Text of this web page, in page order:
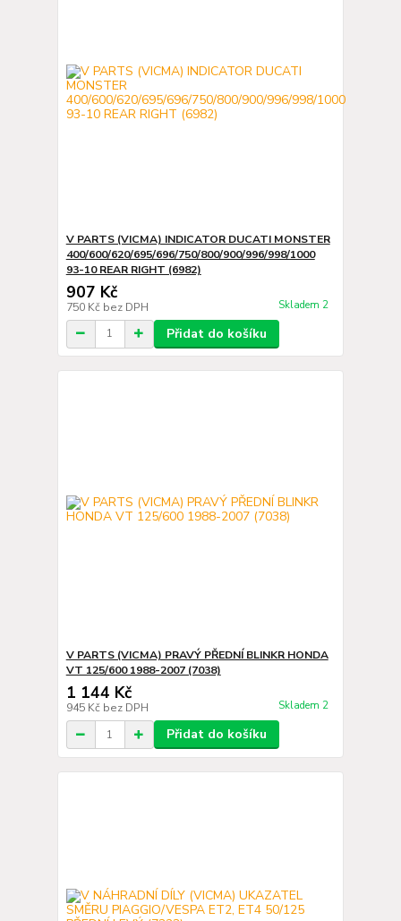
V PARTS (VICMA) INDICATOR DUCATI MONSTER
400/600/620/695/696/750/800/900/996/998/1000
93-10 REAR RIGHT (6982)
907 Kč
750 Kč bez DPH Skladem 2
Přidat do košíku
V PARTS (VICMA) PRAVÝ PŘEDNÍ BLINKR HONDA
VT 125/600 1988-2007 (7038)
1 144 Kč
945 Kč bez DPH Skladem 2
Přidat do košíku